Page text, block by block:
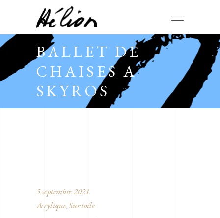
BALLET DE
CHAISES A
SKYROS
5 septembre 2021
Acrylique, Sur toile